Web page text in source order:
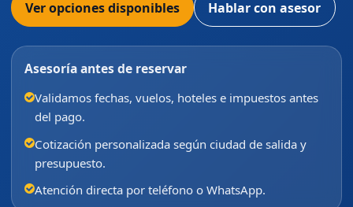
Ver opciones disponibles Hablar con asesor
Asesoría antes de reservar
Validamos fechas, vuelos, hoteles e impuestos antes
del pago.
Cotización personalizada según ciudad de salida y
presupuesto.
Atención directa por teléfono o WhatsApp.